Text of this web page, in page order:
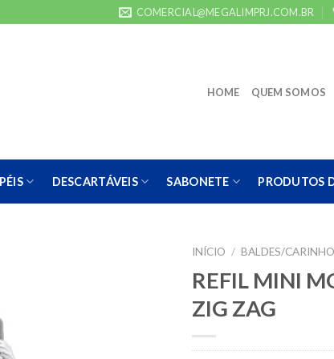
COMERCIAL@MEGALIMPRJ.COM.BR
HOME QUEM SOMOS
DESCARTÁVEIS SABONETE PRODUTOS
INÍCIO / BALDES/
REFIL MINI
ZIG ZAG